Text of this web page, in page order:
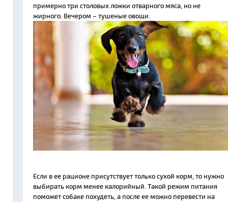
примерно три столовых ложки отварного мяса, но не
жирного. Вечером – тушеные овощи.
Если в ее рационе присутствует только сухой корм, то нужно
выбирать корм менее калорийный. Такой режим питания
поможет собаке похудеть, а после ее можно перевести на